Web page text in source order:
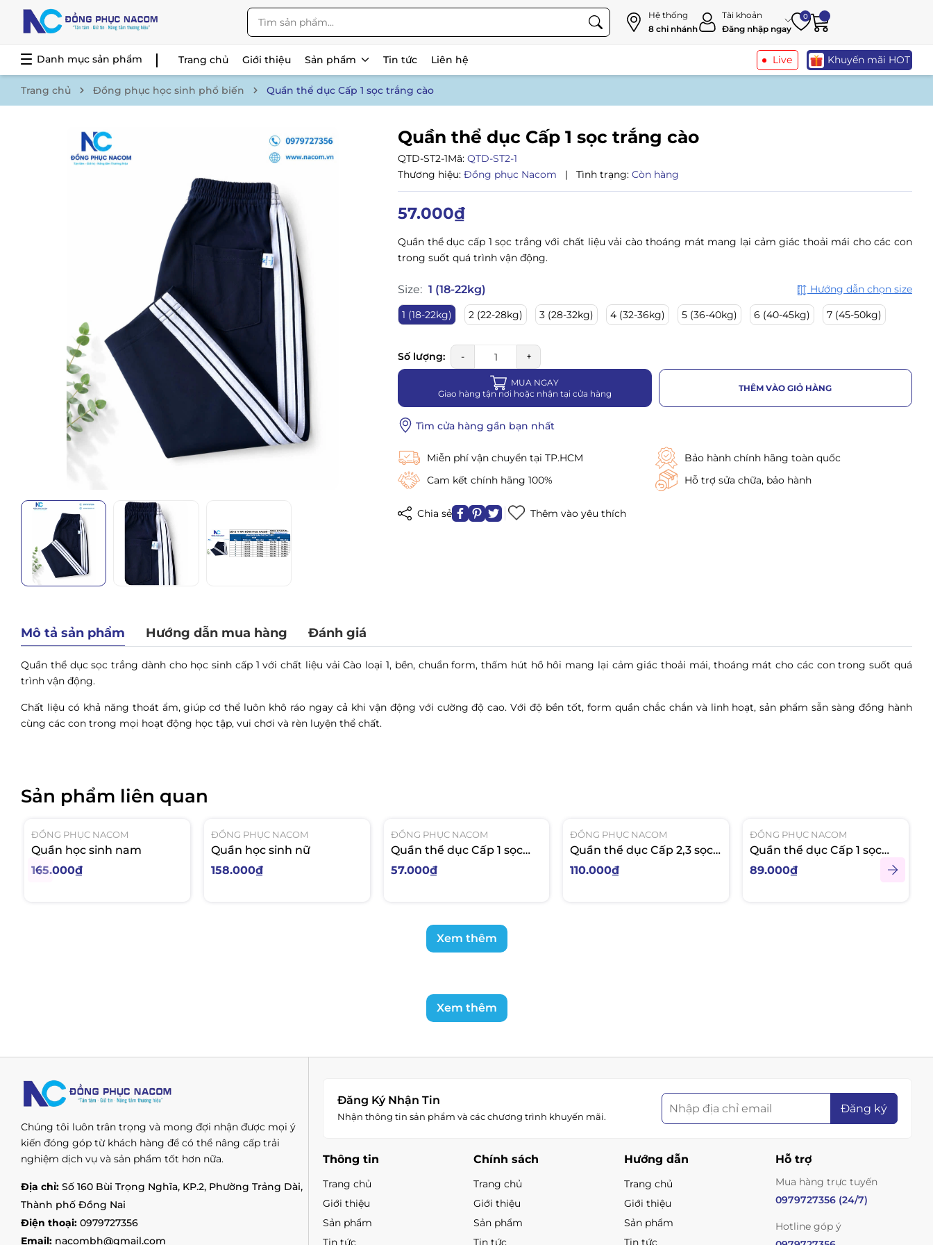
Hệ thống
8 chi nhánh
Tài khoản
Đăng nhập ngay
0
Danh mục sản phẩm Trang chủ Giới thiệu Sản phẩm Tin tức Liên hệ Live Khuyến mãi HOT
Trang chủ Đồng phục học sinh phổ biến Quần thể dục Cấp 1 sọc trắng cào
Quần thể dục Cấp 1 sọc trắng cào
QTD-ST2-1Mã:QTD-ST2-1
Thương hiệu: Đồng phục Nacom | Tình trạng: Còn hàng
57.000₫
Quần thể dục cấp 1 sọc trắng với chất liệu vải cào thoáng mát mang lại cảm giác thoải mái cho các con
trong suốt quá trình vận động.
Size: 1 (18-22kg) Hướng dẫn chọn size
1 (18-22kg) 2 (22-28kg) 3 (28-32kg) 4 (32-36kg) 5 (36-40kg) 6 (40-45kg) 7 (45-50kg)
Số lượng: - +
MUA NGAY
Giao hàng tận nơi hoặc nhận tại cửa hàng
THÊM VÀO GIỎ HÀNG
Tìm cửa hàng gần bạn nhất
Miễn phí vận chuyển tại TP.HCM
Bảo hành chính hãng toàn quốc
Cam kết chính hãng 100%
Hỗ trợ sửa chữa, bảo hành
Chia sẻ Thêm vào yêu thích
Mô tả sản phẩm Hướng dẫn mua hàng Đánh giá
Quần thể dục sọc trắng dành cho học sinh cấp 1 với chất liệu vải Cào loại 1, bền, chuẩn form, thấm hút hồ hôi mang lại cảm giác thoải mái, thoáng mát cho các con trong suốt quá
trình vận động.
Chất liệu có khả năng thoát ẩm, giúp cơ thể luôn khô ráo ngay cả khi vận động với cường độ cao. Với độ bền tốt, form quần chắc chắn và linh hoạt, sản phẩm sẵn sàng đồng hành
cùng các con trong mọi hoạt động học tập, vui chơi và rèn luyện thể chất.
Sản phẩm liên quan
ĐỒNG PHỤC NACOM
Quần học sinh nam
165.000₫
ĐỒNG PHỤC NACOM
Quần học sinh nữ
158.000₫
ĐỒNG PHỤC NACOM
Quần thể dục Cấp 1 sọc
trắng cào
57.000₫
ĐỒNG PHỤC NACOM
Quần thể dục Cấp 2,3 sọc
trắng Poly
110.000₫
ĐỒNG PHỤC NACOM
Quần thể dục Cấp 1 sọc
trắng Poly
89.000₫
Xem thêm
Xem thêm
Chúng tôi luôn trân trọng và mong đợi nhận được mọi ý
kiến đóng góp từ khách hàng để có thể nâng cấp trải
nghiệm dịch vụ và sản phẩm tốt hơn nữa.
Địa chỉ: Số 160 Bùi Trọng Nghĩa, KP.2, Phường Trảng Dài,
Thành phố Đồng Nai
Điện thoại: 0979727356
Email: nacombh@gmail.com
Đăng Ký Nhận Tin
Nhận thông tin sản phẩm và các chương trình khuyến mãi.
Đăng ký
Thông tin
Trang chủ
Giới thiệu
Sản phẩm
Tin tức
Chính sách
Trang chủ
Giới thiệu
Sản phẩm
Tin tức
Hướng dẫn
Trang chủ
Giới thiệu
Sản phẩm
Tin tức
Hỗ trợ
Mua hàng trực tuyến
0979727356 (24/7)
Hotline góp ý